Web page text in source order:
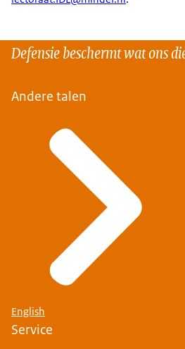
Defensie beschermt wat ons
Andere talen
English
Service